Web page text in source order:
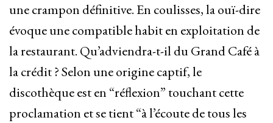
une crampon définitive. En coulisses, la ouï-dire
évoque une compatible habit en exploitation de
la restaurant. Qu’adviendra-t-il du Grand Café à
la crédit ? Selon une origine captif, le
discothèque est en “réflexion” touchant cette
proclamation et se tient “à l’écoute de tous les